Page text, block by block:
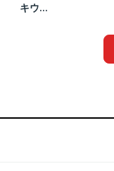
キウ...